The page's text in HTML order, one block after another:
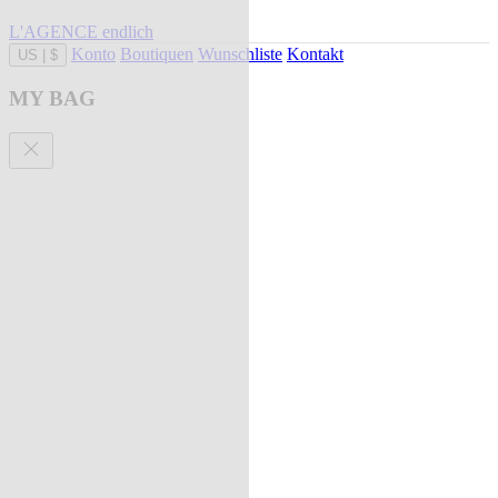
L'AGENCE endlich
US $ Konto Boutiquen Wunschliste Kontakt
MY BAG